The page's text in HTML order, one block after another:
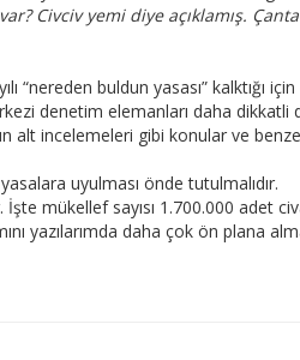
Civciv yemi diye açıklamış.
“nereden buldun yasası” kalktığı
denetim elemanları daha dikkatli
alt incelemeleri gibi konular ve
uyulması önde tutulmalıdır.
mükellef sayısı 1.700.000 adet
yazılarımda daha çok ön plana